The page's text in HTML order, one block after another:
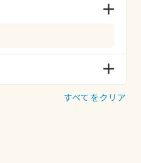
すべてをクリア